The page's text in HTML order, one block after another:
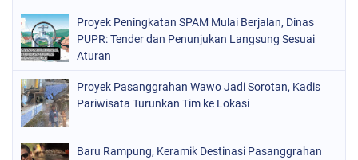
Proyek Peningkatan SPAM Mulai Berjalan, Dinas
PUPR: Tender dan Penunjukan Langsung Sesuai
Aturan
Proyek Pasanggrahan Wawo Jadi Sorotan, Kadis
Pariwisata Turunkan Tim ke Lokasi
Baru Rampung, Keramik Destinasi Pasanggrahan